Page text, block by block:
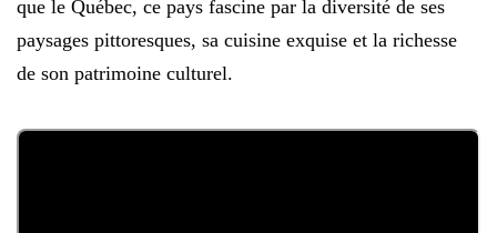
que le Québec, ce pays fascine par la diversité de ses
paysages pittoresques, sa cuisine exquise et la richesse
de son patrimoine culturel.